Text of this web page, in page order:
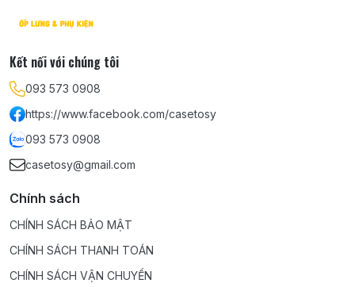
Kết nối với chúng tôi
093 573 0908
https://www.facebook.com/casetosy
093 573 0908
casetosy@gmail.com
Chính sách
CHÍNH SÁCH BẢO MẬT
CHÍNH SÁCH THANH TOÁN
CHÍNH SÁCH VẬN CHUYỂN